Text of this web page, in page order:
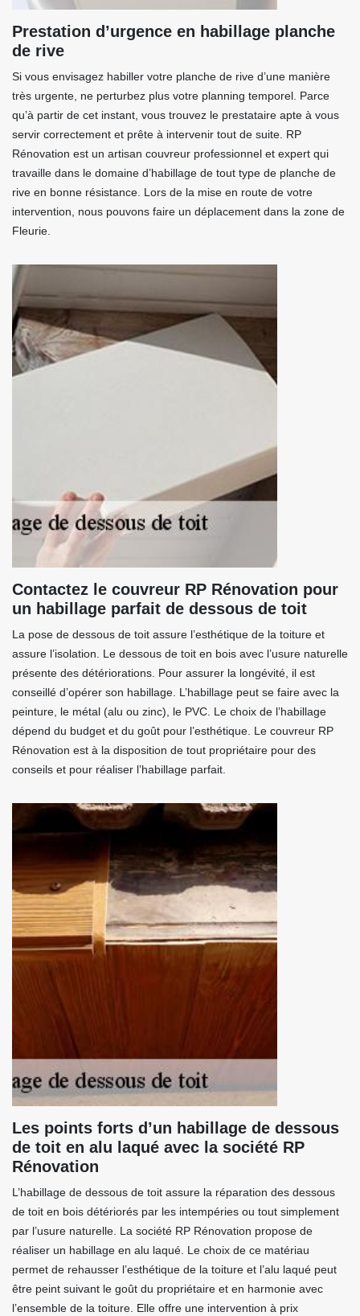
Prestation d’urgence en habillage planche
de rive
Si vous envisagez habiller votre planche de rive d’une manière
très urgente, ne perturbez plus votre planning temporel. Parce
qu’à partir de cet instant, vous trouvez le prestataire apte à vous
servir correctement et prête à intervenir tout de suite. RP
Rénovation est un artisan couvreur professionnel et expert qui
travaille dans le domaine d’habillage de tout type de planche de
rive en bonne résistance. Lors de la mise en route de votre
intervention, nous pouvons faire un déplacement dans la zone de
Fleurie.
Contactez le couvreur RP Rénovation pour
un habillage parfait de dessous de toit
La pose de dessous de toit assure l’esthétique de la toiture et
assure l’isolation. Le dessous de toit en bois avec l’usure naturelle
présente des détériorations. Pour assurer la longévité, il est
conseillé d’opérer son habillage. L’habillage peut se faire avec la
peinture, le métal (alu ou zinc), le PVC. Le choix de l’habillage
dépend du budget et du goût pour l’esthétique. Le couvreur RP
Rénovation est à la disposition de tout propriétaire pour des
conseils et pour réaliser l’habillage parfait.
Les points forts d’un habillage de dessous
de toit en alu laqué avec la société RP
Rénovation
L’habillage de dessous de toit assure la réparation des dessous
de toit en bois détériorés par les intempéries ou tout simplement
par l’usure naturelle. La société RP Rénovation propose de
réaliser un habillage en alu laqué. Le choix de ce matériau
permet de rehausser l’esthétique de la toiture et l’alu laqué peut
être peint suivant le goût du propriétaire et en harmonie avec
l’ensemble de la toiture. Elle offre une intervention à prix